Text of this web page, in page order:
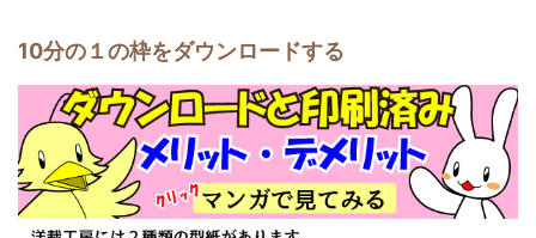
10分の１の枠をダウンロードする